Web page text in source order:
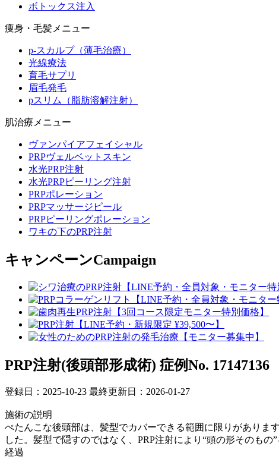
ボトックス注入
痩身・毛髪メニュー
p-スカルプ（薄毛治療）
光線療法
育毛サプリ
眉毛発毛
pスリム（脂肪溶解注射）
肌治療メニュー
ヴァンパイアフェイシャル
PRPヴェルベットスキン
水光PRP注射
水光PRPピーリング注射
PRPポレーション
PRPマッサージピール
PRPピーリングポレーション
ワキの下のPRP注射
キャンペーンCampaign
PRP注射(後頭部形成術) 症例No. 17147136
登録日：2025-10-23 最終更新日：2026-01-27
施術の説明
ぺたんこな後頭部は、髪型でカバーできる範囲に限りがありま
した。髪型で隠すのではなく、PRP注射により“頭の形そのも
経過